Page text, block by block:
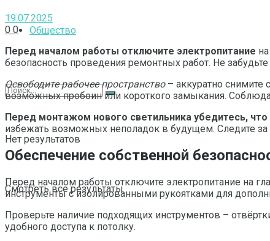
Общество
Нет результатов
Смотреть все результаты
19.07.2025
0 0
Перед началом работы отключите электропитание
безопасность проведения ремонтных работ. Не
Освободите рабочее пространство– аккуратно снимите
возможных пробоин или короткого замыкания.
Перед монтажом нового светильника убедитесь,
избежать возможных неполадок в будущем. Следите за
Обеспечение собственной
Перед началом работы отключите электропитание на
инструменты с изолированными рукоятками для
Проверьте наличие подходящих инструментов –
удобного доступа к потолку.